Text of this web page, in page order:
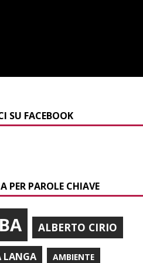
SU FACEBOOK
PER PAROLE CHIAVE
ALBERTO CIRIO
LANGA AMBIENTE